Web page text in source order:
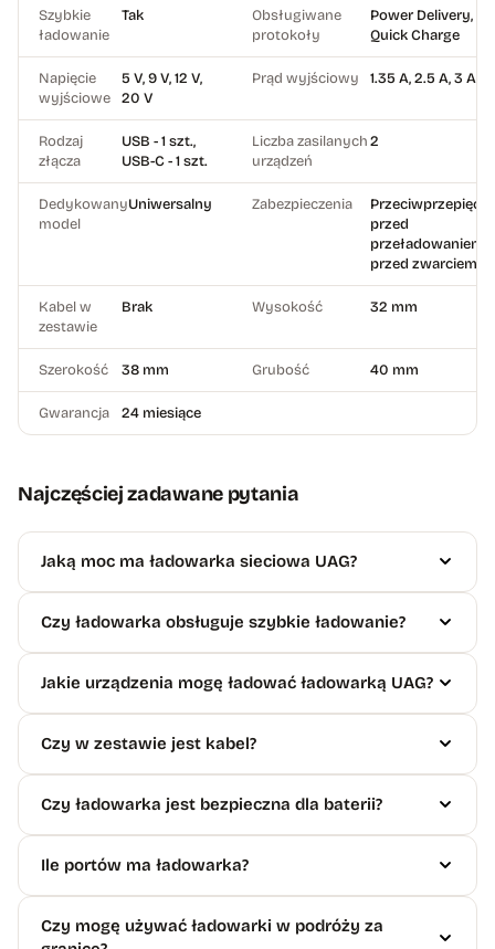
Szybkie
ładowanie
Tak
Obsługiwane
protokoły
Power Delivery,
Quick Charge
Napięcie
wyjściowe
5 V, 9 V, 12 V,
20 V
Prąd wyjściowy 1.35 A, 2.5 A, 3 A
Rodzaj
złącza
USB - 1 szt.,
USB-C - 1 szt.
Liczba zasilanych
urządzeń
2
Dedykowany
model
Uniwersalny Zabezpieczenia
przed
przeładowaniem,
przed zwarciem
Kabel w
zestawie
Brak Wysokość 32 mm
Szerokość 38 mm Grubość 40 mm
Gwarancja 24 miesiące
Najczęściej zadawane pytania
Jaką moc ma ładowarka sieciowa UAG?
Czy ładowarka obsługuje szybkie ładowanie?
Jakie urządzenia mogę ładować ładowarką UAG?
Czy w zestawie jest kabel?
Czy ładowarka jest bezpieczna dla baterii?
Ile portów ma ładowarka?
Czy mogę używać ładowarki w podróży za